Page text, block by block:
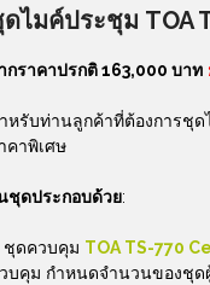
ไมค์ประชุม TOA
กราคาปรกติ 163,000 บาท
หรับท่านลูกค้าที่ต้องการชุ
คาพิเศษ
ชุดประกอบด้วย:
ชุดควบคุม TOA TS-770
บคุม กำหนดจำนวนของชุด